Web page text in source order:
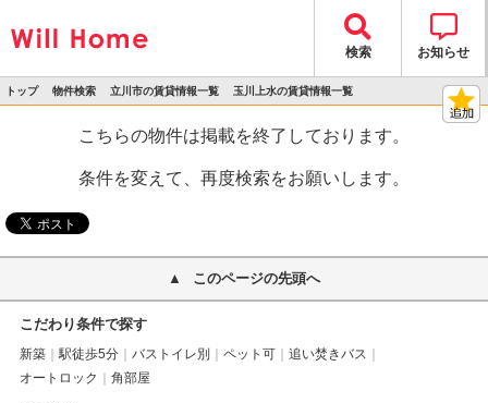
検索 お知らせ
トップ 物件検索 立川市の賃貸情報一覧 玉川上水の賃貸情報一覧
こちらの物件は掲載を終了しております。
条件を変えて、再度検索をお願いします。
このページの先頭へ
こだわり条件で探す
新築 駅徒歩5分 バストイレ別 ペット可
追い焚きバス
オートロック
角部屋